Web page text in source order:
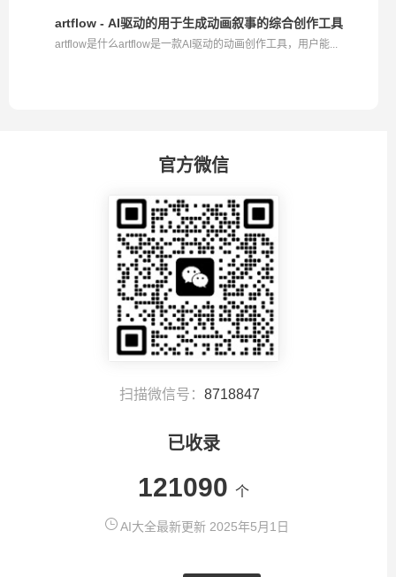
artflow - AI驱动的用于生成动画叙事的综合创作工具
artflow是什么artflow是一款AI驱动的动画创作工具，用户能...
官方微信
扫描微信号： 8718847
已收录
121090 个
AI大全最新更新 2025年5月1日